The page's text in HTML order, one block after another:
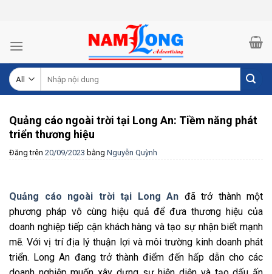
kiếm:
Quảng cáo ngoài trời tại Long An: Tiềm năng phát
triển thương hiệu
Đăng trên 20/09/2023 bằng Nguyễn Quỳnh
Quảng cáo ngoài trời tại Long An đã trở thành một
phương pháp vô cùng hiệu quả để đưa thương hiệu của
doanh nghiệp tiếp cận khách hàng và tạo sự nhận biết mạnh
mẽ. Với vị trí địa lý thuận lợi và môi trường kinh doanh phát
triển. Long An đang trở thành điểm đến hấp dẫn cho các